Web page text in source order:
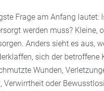
Frage am Anfang lautet:
werden muss?
Anders sieht es aus,
sich der
Wunden,
Verwirrtheit oder